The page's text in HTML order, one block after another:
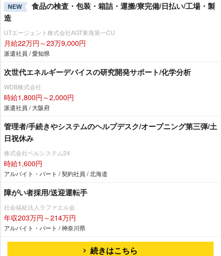
NEW
食品の検査・包装・箱詰・運搬/寮完備/日払い/工場・製
造
UTエージェント株式会社AGT東海第一CU
月給22万円～23万9,000円
派遣社員 / 愛知県
次世代エネルギーデバイスの研究開発サポート/化学分析
WDB株式会社
時給1,800円～2,000円
派遣社員 / 大阪府
管理者/手続きやシステムのヘルプデスク/オープニング第三弾/土
日祝休み
株式会社ベルシステム24
時給1,600円
アルバイト・パート / 契約社員 / 北海道
障がい者採用/送迎運転手
社会福祉法人ラファエル会
年収203万円～214万円
アルバイト・パート / 神奈川県
続きはこちら